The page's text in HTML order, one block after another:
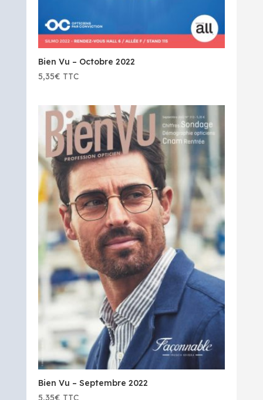
Bien Vu – Octobre 2022
5,35€ TTC
Bien Vu – Septembre 2022
5,35€ TTC